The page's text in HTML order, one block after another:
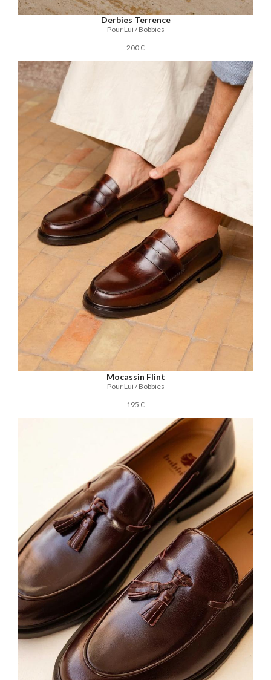
Derbies Terrence
Pour Lui / Bobbies
200 €
Mocassin Flint
Pour Lui / Bobbies
195 €